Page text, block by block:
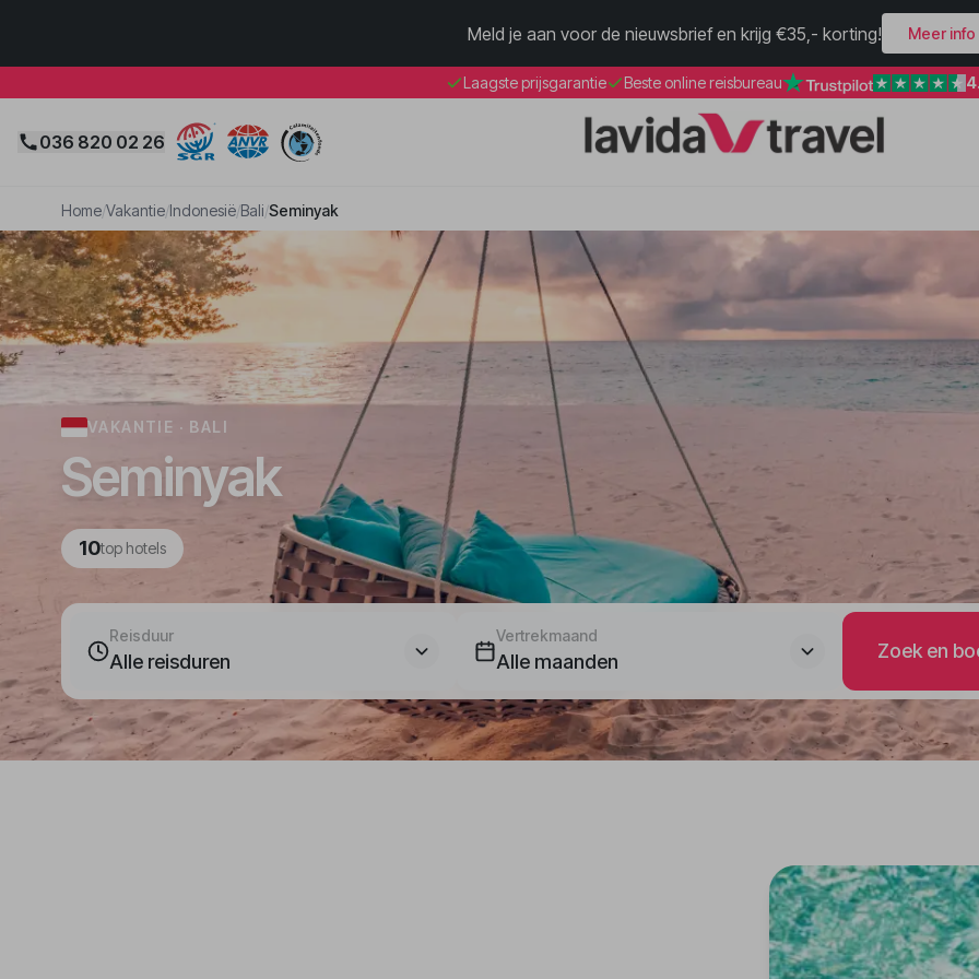
Meld je aan voor de nieuwsbrief en krijg €35,- korting! Meer info
Laagste prijsgarantie Beste online reisbureau
036 820 02 26
Home/Vakantie/Indonesië/Bali/Seminyak
VAKANTIE · BALI
Seminyak
10top hotels
Reisduur
Alle reisduren
Vertrekmaand
Alle maanden Zoek en